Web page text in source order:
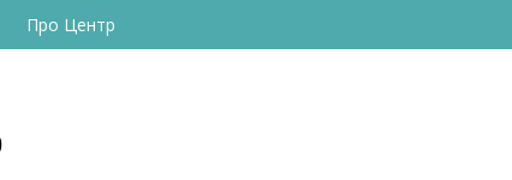
Про Центр